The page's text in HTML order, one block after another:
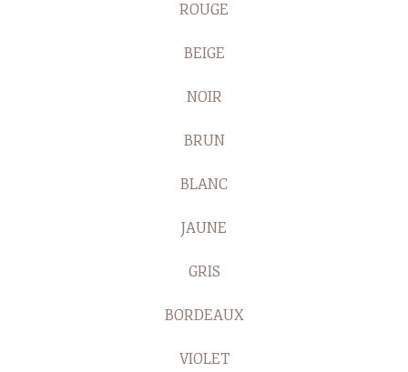
ROUGE
BEIGE
NOIR
BRUN
BLANC
JAUNE
GRIS
BORDEAUX
VIOLET